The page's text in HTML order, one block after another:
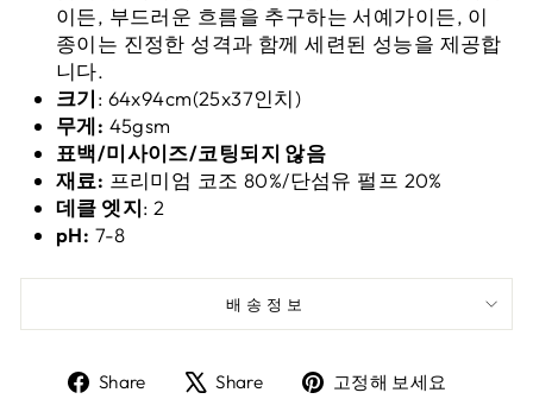
이든, 부드러운 흐름을 추구하는 서예가이든, 이
종이는 진정한 성격과 함께 세련된 성능을 제공합
니다.
크기: 64x94cm(25x37인치)
무게: 45gsm
표백/미사이즈/코팅되지 않음
재료: 프리미엄 코조 80%/단섬유 펄프 20%
데클 엣지: 2
pH: 7-8
배송정보
Share Share 고정해 보세요